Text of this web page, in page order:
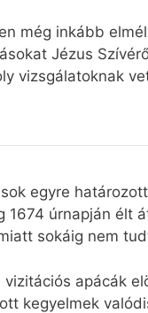
még inkább
Jézus
vizsgálatoknak
egyre
1674 úrnapján élt
sokáig nem
apácák
kegyelmek